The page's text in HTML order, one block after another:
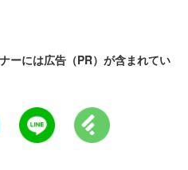
ーには広告（PR）が含まれてい